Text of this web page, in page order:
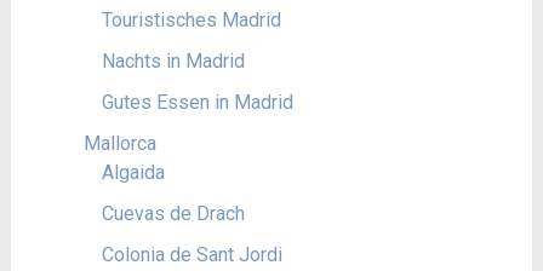
Touristisches Madrid
Nachts in Madrid
Gutes Essen in Madrid
Mallorca
Algaida
Cuevas de Drach
Colonia de Sant Jordi